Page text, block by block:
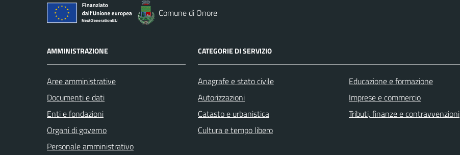
Comune di Onore
AMMINISTRAZIONE
Aree amministrative
Documenti e dati
Enti e fondazioni
Organi di governo
Personale amministrativo
CATEGORIE DI SERVIZIO
Anagrafe e stato civile
Autorizzazioni
Catasto e urbanistica
Cultura e tempo libero
Educazione e formazione
Imprese e commercio
Tributi, finanze e contravvenzioni